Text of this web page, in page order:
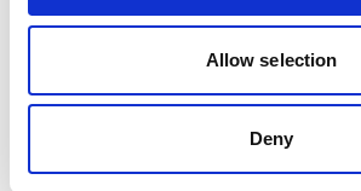
Allow selection
Deny